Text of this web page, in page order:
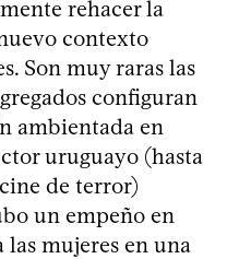
rehacer la
contexto
Son muy raras las
configuran
ambientada en
uruguayo (hasta
de terror)
un empeño en
las mujeres en una